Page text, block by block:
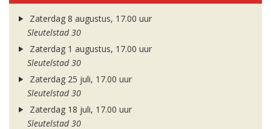
Zaterdag 8 augustus, 17.00 uur
Sleutelstad 30
Zaterdag 1 augustus, 17.00 uur
Sleutelstad 30
Zaterdag 25 juli, 17.00 uur
Sleutelstad 30
Zaterdag 18 juli, 17.00 uur
Sleutelstad 30